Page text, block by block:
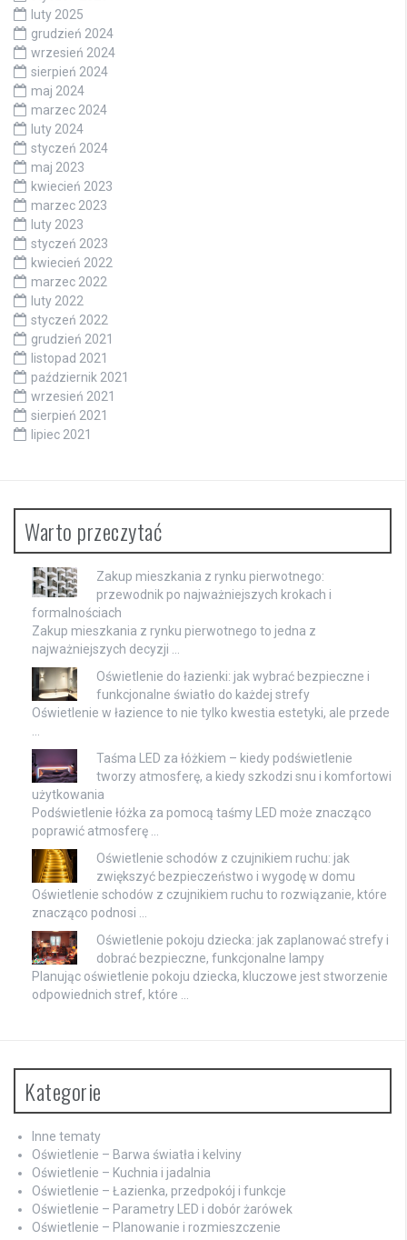
luty 2025
grudzień 2024
wrzesień 2024
sierpień 2024
maj 2024
marzec 2024
luty 2024
styczeń 2024
maj 2023
kwiecień 2023
marzec 2023
luty 2023
styczeń 2023
kwiecień 2022
marzec 2022
luty 2022
styczeń 2022
grudzień 2021
listopad 2021
październik 2021
wrzesień 2021
sierpień 2021
lipiec 2021
Warto przeczytać
Zakup mieszkania z rynku pierwotnego:
przewodnik po najważniejszych krokach i
formalnościach
Zakup mieszkania z rynku pierwotnego to jedna z
najważniejszych decyzji …
Oświetlenie do łazienki: jak wybrać bezpieczne i
funkcjonalne światło do każdej strefy
Oświetlenie w łazience to nie tylko kwestia estetyki, ale przede
Taśma LED za łóżkiem – kiedy podświetlenie
tworzy atmosferę, a kiedy szkodzi snu i komfortowi
użytkowania
Podświetlenie łóżka za pomocą taśmy LED może znacząco
poprawić atmosferę …
Oświetlenie schodów z czujnikiem ruchu: jak
zwiększyć bezpieczeństwo i wygodę w domu
Oświetlenie schodów z czujnikiem ruchu to rozwiązanie, które
znacząco podnosi …
Oświetlenie pokoju dziecka: jak zaplanować strefy i
dobrać bezpieczne, funkcjonalne lampy
Planując oświetlenie pokoju dziecka, kluczowe jest stworzenie
odpowiednich stref, które …
Kategorie
Inne tematy
Oświetlenie – Barwa światła i kelviny
Oświetlenie – Kuchnia i jadalnia
Oświetlenie – Łazienka, przedpokój i funkcje
Oświetlenie – Parametry LED i dobór żarówek
Oświetlenie – Planowanie i rozmieszczenie